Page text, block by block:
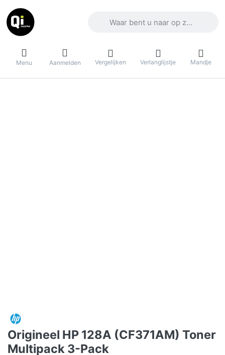
Menu Aanmelden Vergelijken Verlanglijstje Mandje
Origineel HP 128A (CF371AM) Toner
Multipack 3-Pack